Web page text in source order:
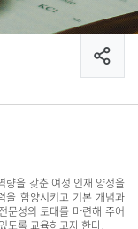
량을 갖춘 여성 인재 양성을
을 함양시키고 기본 개념과
문성의 토대를 마련해 주어
도록 교육하고자 한다.